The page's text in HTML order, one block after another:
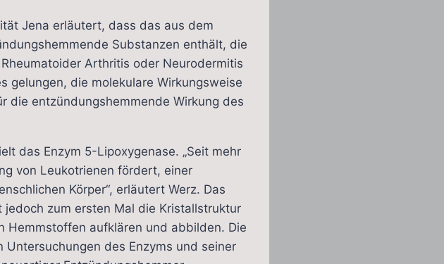
Jena erläutert, dass das aus dem
Substanzen enthält, die
Arthritis oder Neurodermitis
gelungen, die molekulare Wirkungsweise
die entzündungshemmende Wirkung des
das Enzym 5-Lipoxygenase. „Seit mehr
von Leukotrienen fördert, einer
Körper“, erläutert Werz. Das
zum ersten Mal die Kristallstruktur
Hemmstoffen aufklären und abbilden. Die
des Enzyms und seiner